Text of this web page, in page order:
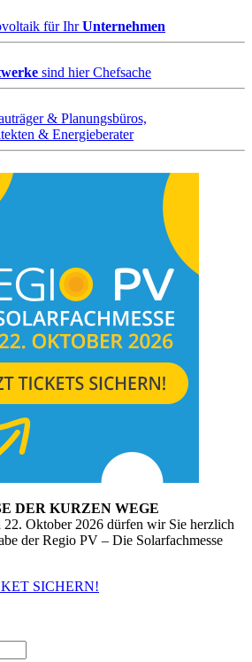
für IhrUnternehmen
sind hier Chefsache
& Planungsbüros,
& Energieberater
DER KURZEN WEGE
22. Oktober 2026 dürfen wir Sie herzlich
der Regio PV – Die Solarfachmesse
SICHERN!